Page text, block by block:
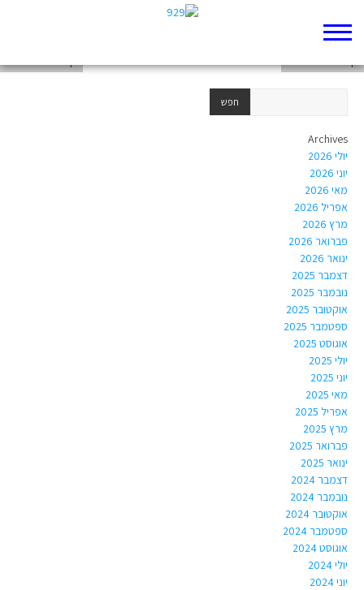
Archives
יולי 2026
יוני 2026
מאי 2026
אפריל 2026
מרץ 2026
פברואר 2026
ינואר 2026
דצמבר 2025
נובמבר 2025
אוקטובר 2025
ספטמבר 2025
אוגוסט 2025
יולי 2025
יוני 2025
מאי 2025
אפריל 2025
מרץ 2025
פברואר 2025
ינואר 2025
דצמבר 2024
נובמבר 2024
אוקטובר 2024
ספטמבר 2024
אוגוסט 2024
יולי 2024
יוני 2024